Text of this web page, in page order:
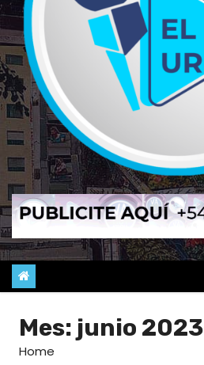
Mes: junio 2023
Home